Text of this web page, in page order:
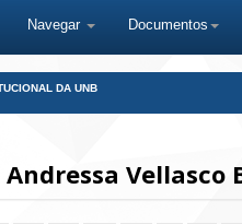
Navegar Documentos
DA UNB
Vellasco